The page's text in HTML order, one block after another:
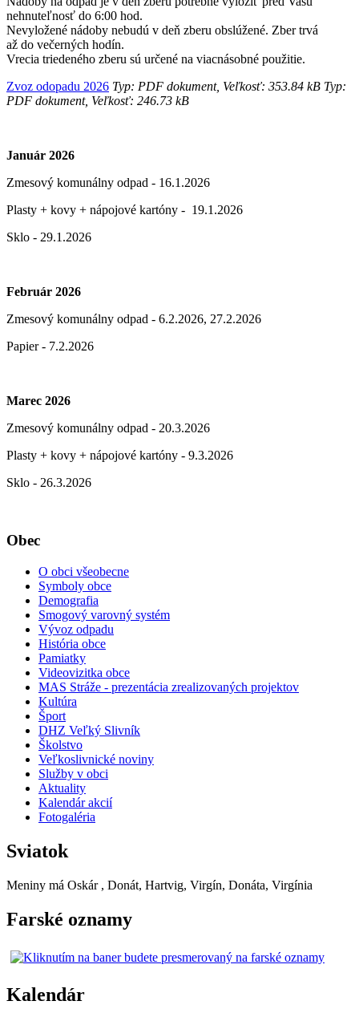
nehnuteľnosť do 6:00 hod.
Nevyložené nádoby nebudú v deň zberu obslúžené. Zber trvá
až do večerných hodín.
Vrecia triedeného zberu sú určené na viacnásobné použitie.
Zvoz odopadu 2026 Typ: PDF dokument, Veľkosť: 353.84 kB Typ:
PDF dokument, Veľkosť: 246.73 kB
Január 2026
Zmesový komunálny odpad - 16.1.2026
Plasty + kovy + nápojové kartóny - 19.1.2026
Sklo - 29.1.2026
Február 2026
Zmesový komunálny odpad - 6.2.2026, 27.2.2026
Papier - 7.2.2026
Marec 2026
Zmesový komunálny odpad - 20.3.2026
Plasty + kovy + nápojové kartóny - 9.3.2026
Sklo - 26.3.2026
Obec
O obci všeobecne
Symboly obce
Demografia
Smogový varovný systém
Vývoz odpadu
História obce
Pamiatky
Videovizitka obce
MAS Stráže - prezentácia zrealizovaných projektov
Kultúra
Šport
DHZ Veľký Slivník
Školstvo
Veľkoslivnické noviny
Služby v obci
Aktuality
Kalendár akcií
Fotogaléria
Sviatok
Meniny má Oskár , Donát, Hartvig, Virgín, Donáta, Virgínia
Farské oznamy
Kalendár